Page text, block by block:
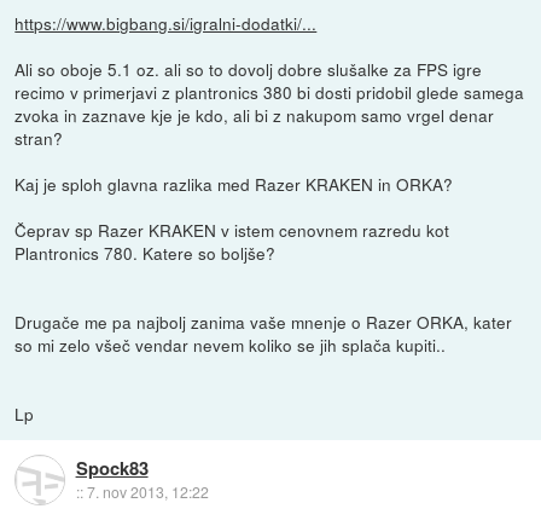
https://www.bigbang.si/igralni-dodatki/...
Ali so oboje 5.1 oz. ali so to dovolj dobre slušalke za FPS igre
recimo v primerjavi z plantronics 380 bi dosti pridobil glede samega
zvoka in zaznave kje je kdo, ali bi z nakupom samo vrgel denar
stran?
Kaj je sploh glavna razlika med Razer KRAKEN in ORKA?
Čeprav sp Razer KRAKEN v istem cenovnem razredu kot
Plantronics 780. Katere so boljše?
Drugače me pa najbolj zanima vaše mnenje o Razer ORKA, kater
so mi zelo všeč vendar nevem koliko se jih splača kupiti..
Lp
Spock83
::7. nov 2013, 12:22